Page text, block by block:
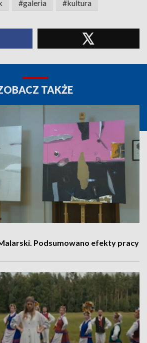
#galeria #kultura
TAKŻE
Podsumowano efekty pracy